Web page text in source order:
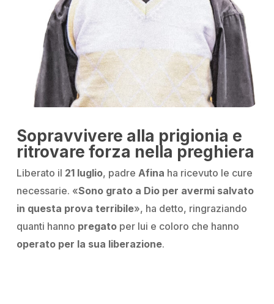
Sopravvivere alla prigionia e
ritrovare forza nella preghiera
Liberato il 21 luglio, padre Afina ha ricevuto le cure
necessarie. «Sono grato a Dio per avermi salvato
in questa prova terribile», ha detto, ringraziando
quanti hanno pregato per lui e coloro che hanno
operato per la sua liberazione.